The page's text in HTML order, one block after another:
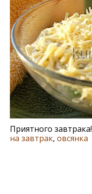
Приятного завтрака!
на завтрак, овсянка